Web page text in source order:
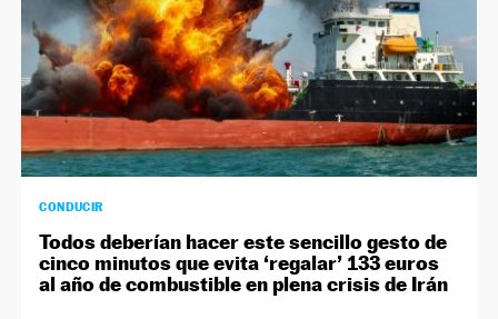
CONDUCIR
Todos deberían hacer este sencillo gesto de
cinco minutos que evita ‘regalar’ 133 euros
al año de combustible en plena crisis de Irán